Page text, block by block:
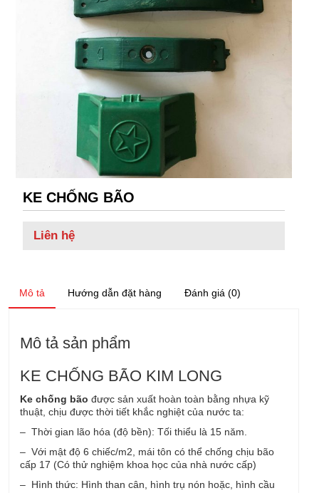
KE CHỐNG BÃO
Liên hệ
Mô tả Hướng dẫn đặt hàng Đánh giá (0)
Mô tả sản phẩm
KE CHỐNG BÃO KIM LONG
Ke chống bão được sản xuất hoàn toàn bằng nhựa kỹ
thuật, chịu được thời tiết khắc nghiệt của nước ta:
– Thời gian lão hóa (độ bền): Tối thiểu là 15 năm.
– Với mật độ 6 chiếc/m2, mái tôn có thể chống chịu bão
cấp 17 (Có thử nghiệm khoa học của nhà nước cấp)
– Hình thức: Hình than cân, hình trụ nón hoặc, hình cầu